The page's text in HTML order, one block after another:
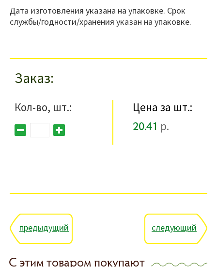
Дата изготовления указана на упаковке. Срок
службы/годности/хранения указан на упаковке.
Заказ
Кол-во, шт.:
Цена за шт.:
20.41 р.
предыдущий следующий
С этим товаром покупают